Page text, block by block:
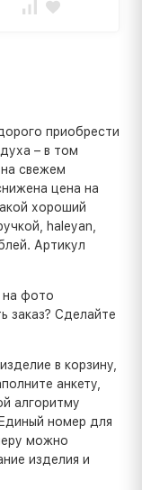
приобрести
– в том
свежем
цена на
хороший
haleyan,
Артикул
на фото
заказ? Сделайте
в корзину,
анкету,
алгоритму
номер для
можно
изделия и